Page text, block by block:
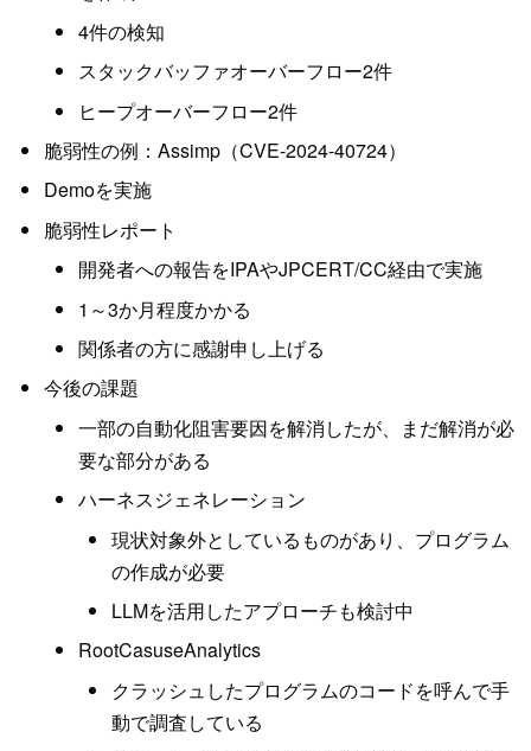
4件の検知
スタックバッファオーバーフロー2件
ヒープオーバーフロー2件
脆弱性の例：Assimp（CVE-2024-40724）
Demoを実施
脆弱性レポート
開発者への報告をIPAやJPCERT/CC経由で実施
1～3か月程度かかる
関係者の方に感謝申し上げる
今後の課題
一部の自動化阻害要因を解消したが、まだ解消が必
要な部分がある
ハーネスジェネレーション
現状対象外としているものがあり、プログラム
の作成が必要
LLMを活用したアプローチも検討中
RootCasuseAnalytics
クラッシュしたプログラムのコードを呼んで手
動で調査している